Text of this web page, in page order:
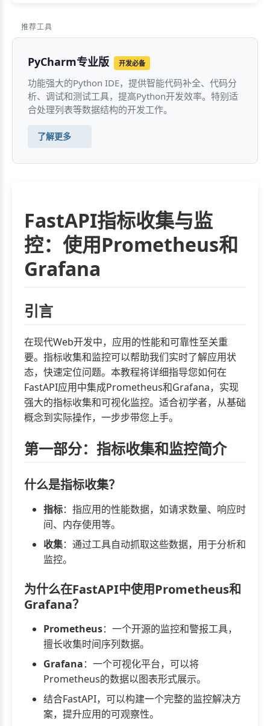
推荐工具
PyCharm专业版 开发必备
功能强大的Python IDE，提供智能代码补全、代码分
析、调试和测试工具，提高Python开发效率。特别适
合处理列表等数据结构的开发工作。
了解更多
FastAPI指标收集与监
控：使用Prometheus和
Grafana
引言
在现代Web开发中，应用的性能和可靠性至关重
要。指标收集和监控可以帮助我们实时了解应用状
态，快速定位问题。本教程将详细指导您如何在
FastAPI应用中集成Prometheus和Grafana，实现
强大的指标收集和可视化监控。适合初学者，从基础
概念到实际操作，一步步带您上手。
第一部分：指标收集和监控简介
什么是指标收集？
指标：指应用的性能数据，如请求数量、响应时
间、内存使用等。
收集：通过工具自动抓取这些数据，用于分析和
监控。
为什么在FastAPI中使用Prometheus和
Grafana？
Prometheus：一个开源的监控和警报工具，
擅长收集时间序列数据。
Grafana：一个可视化平台，可以将
Prometheus的数据以图表形式展示。
结合FastAPI，可以构建一个完整的监控解决方
案，提升应用的可观察性。